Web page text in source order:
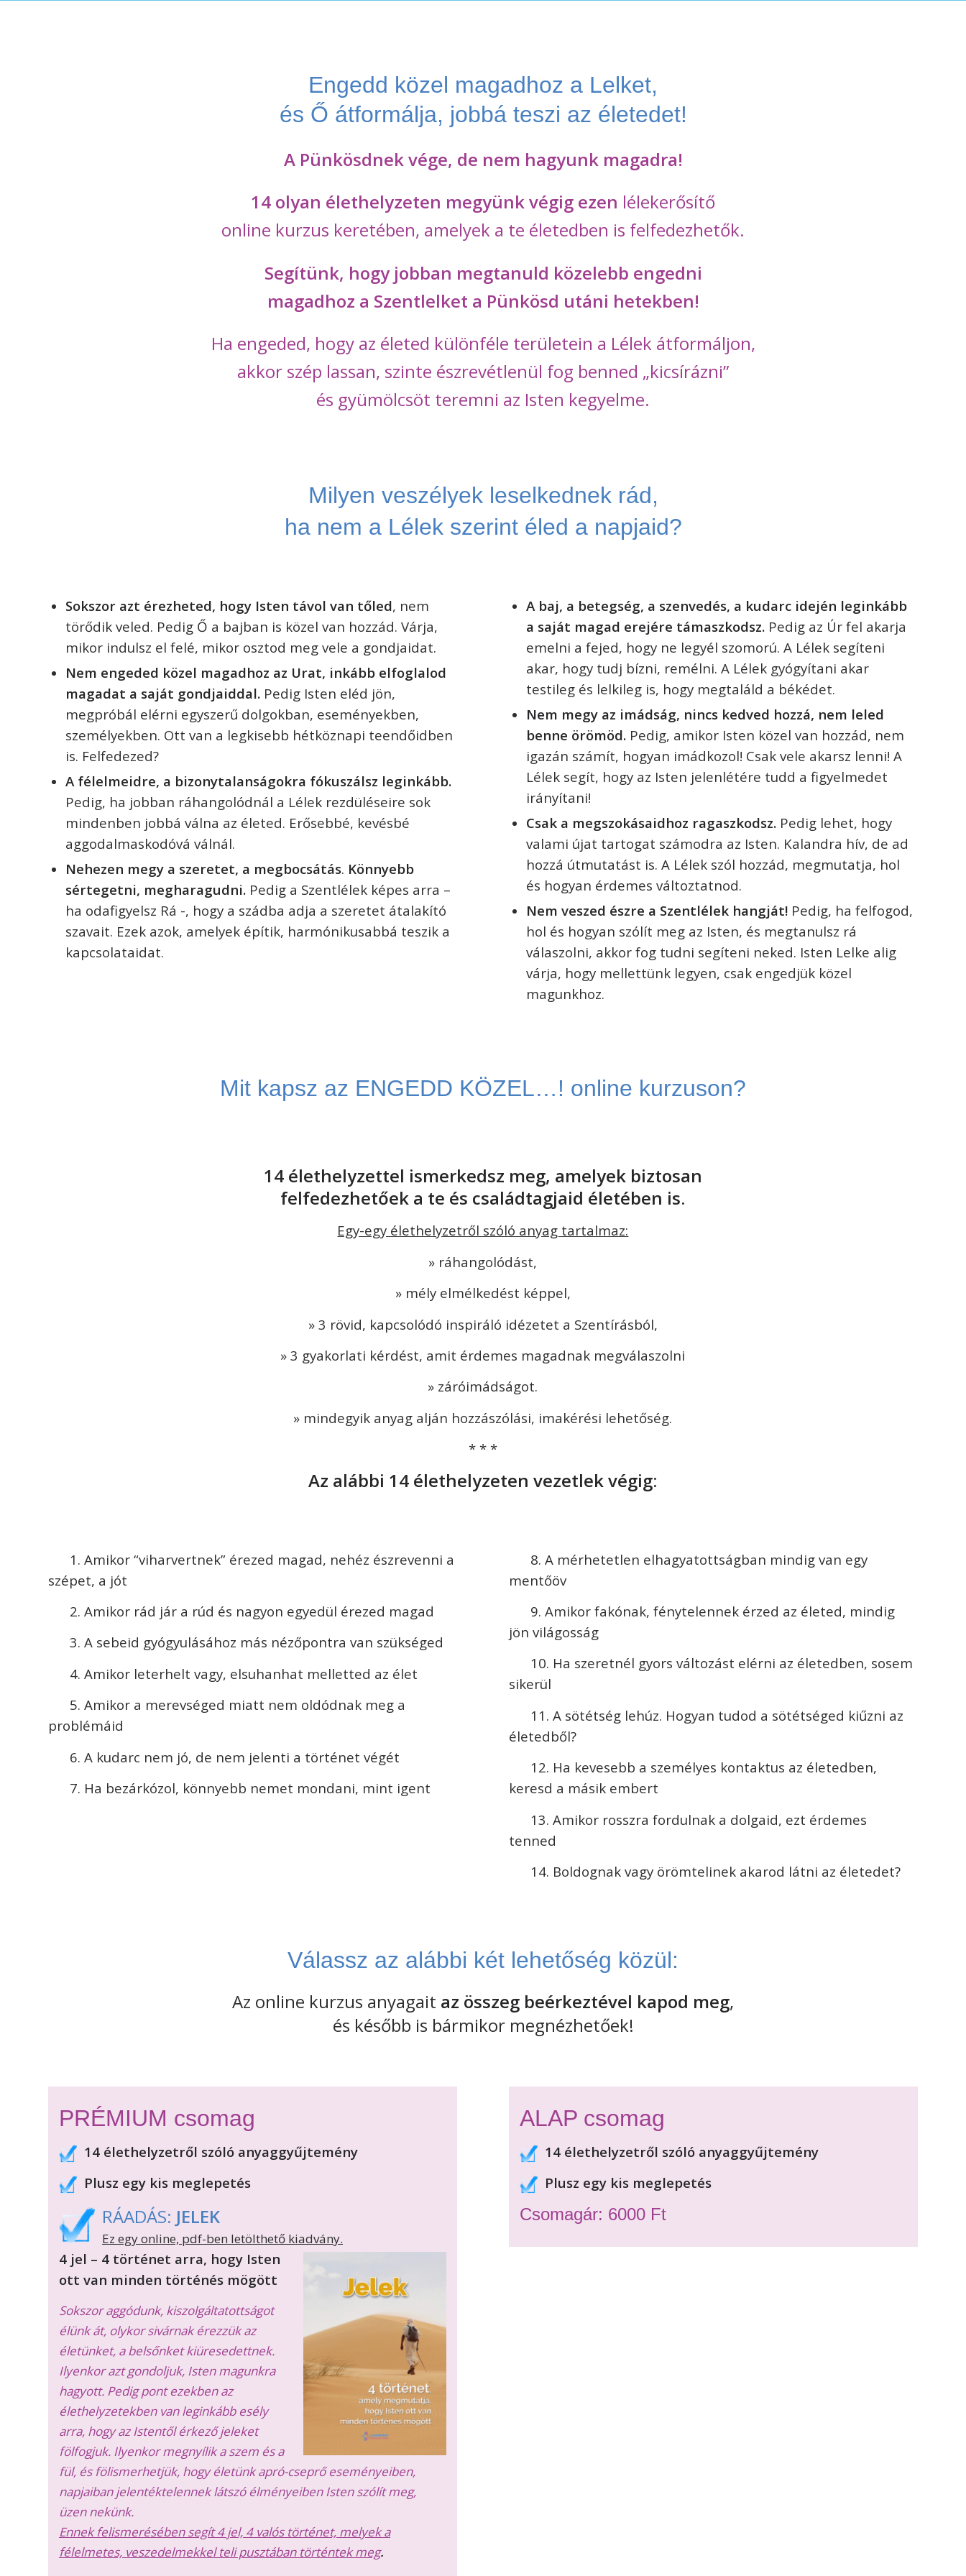
Engedd közel magadhoz a Lelket,
és Ő átformálja, jobbá teszi az életedet!
A Pünkösdnek vége, de nem hagyunk magadra!
14 olyan élethelyzeten megyünk végig ezen lélekerősítő
online kurzus keretében, amelyek a te életedben is felfedezhetők.
Segítünk, hogy jobban megtanuld közelebb engedni
magadhoz a Szentlelket a Pünkösd utáni hetekben!
Ha engeded, hogy az életed különféle területein a Lélek átformáljon,
akkor szép lassan, szinte észrevétlenül fog benned „kicsírázni”
és gyümölcsöt teremni az Isten kegyelme.
Milyen veszélyek leselkednek rád,
ha nem a Lélek szerint éled a napjaid?
Sokszor azt érezheted, hogy Isten távol van tőled, nem
törődik veled. Pedig Ő a bajban is közel van hozzád. Várja,
mikor indulsz el felé, mikor osztod meg vele a gondjaidat.
Nem engeded közel magadhoz az Urat, inkább elfoglalod
magadat a saját gondjaiddal. Pedig Isten eléd jön,
megpróbál elérni egyszerű dolgokban, eseményekben,
személyekben. Ott van a legkisebb hétköznapi teendőidben
is. Felfedezed?
A félelmeidre, a bizonytalanságokra fókuszálsz leginkább.
Pedig, ha jobban ráhangolódnál a Lélek rezdüléseire sok
mindenben jobbá válna az életed. Erősebbé, kevésbé
aggodalmaskodóvá válnál.
Nehezen megy a szeretet, a megbocsátás. Könnyebb
sértegetni, megharagudni. Pedig a Szentlélek képes arra –
ha odafigyelsz Rá -, hogy a szádba adja a szeretet átalakító
szavait. Ezek azok, amelyek építik, harmónikusabbá teszik a
kapcsolataidat.
A baj, a betegség, a szenvedés, a kudarc idején leginkább
a saját magad erejére támaszkodsz. Pedig az Úr fel akarja
emelni a fejed, hogy ne legyél szomorú. A Lélek segíteni
akar, hogy tudj bízni, remélni. A Lélek gyógyítani akar
testileg és lelkileg is, hogy megtaláld a békédet.
Nem megy az imádság, nincs kedved hozzá, nem leled
benne örömöd. Pedig, amikor Isten közel van hozzád, nem
igazán számít, hogyan imádkozol! Csak vele akarsz lenni! A
Lélek segít, hogy az Isten jelenlétére tudd a figyelmedet
irányítani!
Csak a megszokásaidhoz ragaszkodsz. Pedig lehet, hogy
valami újat tartogat számodra az Isten. Kalandra hív, de ad
hozzá útmutatást is. A Lélek szól hozzád, megmutatja, hol
és hogyan érdemes változtatnod.
Nem veszed észre a Szentlélek hangját! Pedig, ha felfogod,
hol és hogyan szólít meg az Isten, és megtanulsz rá
válaszolni, akkor fog tudni segíteni neked. Isten Lelke alig
várja, hogy mellettünk legyen, csak engedjük közel
magunkhoz.
Mit kapsz az ENGEDD KÖZEL…! online kurzuson?
14 élethelyzettel ismerkedsz meg, amelyek biztosan
felfedezhetőek a te és családtagjaid életében is.
Egy-egy élethelyzetről szóló anyag tartalmaz:
» ráhangolódást,
» mély elmélkedést képpel,
» 3 rövid, kapcsolódó inspiráló idézetet a Szentírásból,
» 3 gyakorlati kérdést, amit érdemes magadnak megválaszolni
» záróimádságot.
» mindegyik anyag alján hozzászólási, imakérési lehetőség.
* * *
Az alábbi 14 élethelyzeten vezetlek végig:
1. Amikor “viharvertnek” érezed magad, nehéz észrevenni a
szépet, a jót
2. Amikor rád jár a rúd és nagyon egyedül érezed magad
3. A sebeid gyógyulásához más nézőpontra van szükséged
4. Amikor leterhelt vagy, elsuhanhat melletted az élet
5. Amikor a merevséged miatt nem oldódnak meg a
problémáid
6. A kudarc nem jó, de nem jelenti a történet végét
7. Ha bezárkózol, könnyebb nemet mondani, mint igent
8. A mérhetetlen elhagyatottságban mindig van egy
mentőöv
9. Amikor fakónak, fénytelennek érzed az életed, mindig
jön világosság
10. Ha szeretnél gyors változást elérni az életedben, sosem
sikerül
11. A sötétség lehúz. Hogyan tudod a sötétséged kiűzni az
életedből?
12. Ha kevesebb a személyes kontaktus az életedben,
keresd a másik embert
13. Amikor rosszra fordulnak a dolgaid, ezt érdemes
tenned
14. Boldognak vagy örömtelinek akarod látni az életedet?
Válassz az alábbi két lehetőség közül:
Az online kurzus anyagait az összeg beérkeztével kapod meg,
és később is bármikor megnézhetőek!
PRÉMIUM csomag
14 élethelyzetről szóló anyaggyűjtemény
Plusz egy kis meglepetés
RÁADÁS: JELEK
Ez egy online, pdf-ben letölthető kiadvány.
4 jel – 4 történet arra, hogy Isten
ott van minden történés mögött
Sokszor aggódunk, kiszolgáltatottságot
élünk át, olykor sivárnak érezzük az
életünket, a belsőnket kiüresedettnek.
Ilyenkor azt gondoljuk, Isten magunkra
hagyott. Pedig pont ezekben az
élethelyzetekben van leginkább esély
arra, hogy az Istentől érkező jeleket
fölfogjuk. Ilyenkor megnyílik a szem és a
fül, és fölismerhetjük, hogy életünk apró-cseprő eseményeiben,
napjaiban jelentéktelennek látszó élményeiben Isten szólít meg,
üzen nekünk.
Ennek felismerésében segít 4 jel, 4 valós történet, melyek a
félelmetes, veszedelmekkel teli pusztában történtek meg.
ALAP csomag
14 élethelyzetről szóló anyaggyűjtemény
Plusz egy kis meglepetés
Csomagár: 6000 Ft